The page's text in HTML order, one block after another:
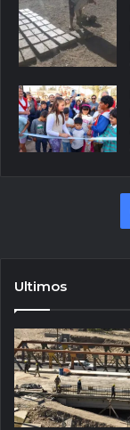
Ultimos